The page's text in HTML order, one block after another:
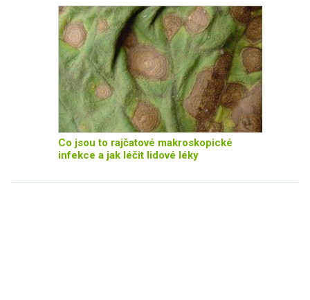
Co jsou to rajčatové makroskopické
infekce a jak léčit lidové léky